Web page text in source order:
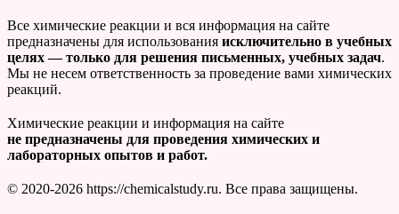
Все химические реакции и вся информация на сайте
предназначены для использования исключительно в учебных
целях — только для решения письменных, учебных задач.
Мы не несем ответственность за проведение вами химических
реакций.
Химические реакции и информация на сайте
не предназначены для проведения химических и
лабораторных опытов и работ.
© 2020-2026 https://chemicalstudy.ru. Все права защищены.